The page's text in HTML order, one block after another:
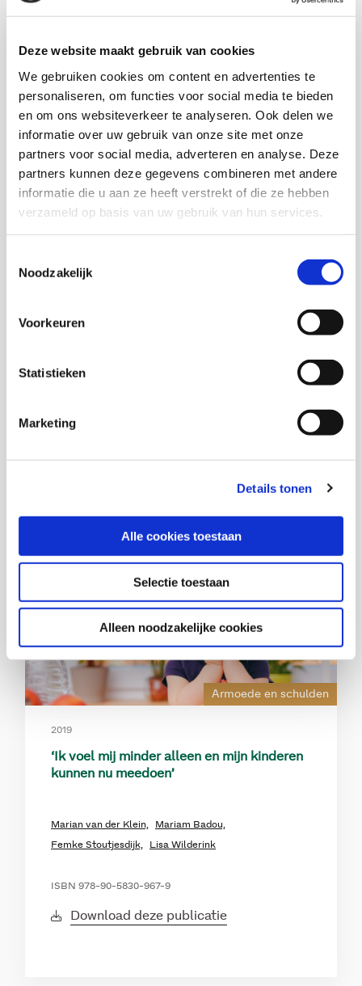
Deze website maakt gebruik van cookies
We gebruiken cookies om content en advertenties te
personaliseren, om functies voor social media te bieden
en om ons websiteverkeer te analyseren. Ook delen we
informatie over uw gebruik van onze site met onze
partners voor social media, adverteren en analyse. Deze
partners kunnen deze gegevens combineren met andere
informatie die u aan ze heeft verstrekt of die ze hebben
verzameld op basis van uw gebruik van hun services.
Noodzakelijk
Voorkeuren
Statistieken
Marketing
Details tonen
Alle cookies toestaan
Selectie toestaan
Alleen noodzakelijke cookies
deelnemers zelf verantwoordelijk
luisteren, en vieren wat er te vieren
valt.
Maar ook kinderen hebben baat bij de projecten. Zo
gaven ze aan meer zelfvertrouwen te krijgen door
deel te nemen aan projecten en activiteiten waar
thuis geen geld voor is.
Armoede en schulden
2019
‘Ik voel mij minder alleen en mijn kinderen
kunnen nu meedoen’
Marian van der Klein, Mariam Badou,
Femke Stoutjesdijk, Lisa Wilderink
ISBN 978-90-5830-967-9
Download deze publicatie